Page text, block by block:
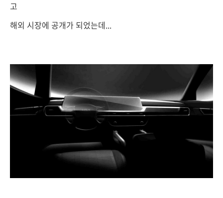
고
해외 시장에 공개가 되었는데...